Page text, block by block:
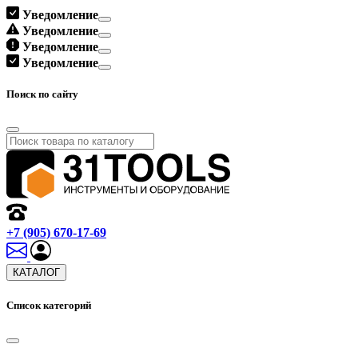
Уведомление
Уведомление
Уведомление
Уведомление
Поиск по сайту
+7 (905) 670-17-69
КАТАЛОГ
Список категорий